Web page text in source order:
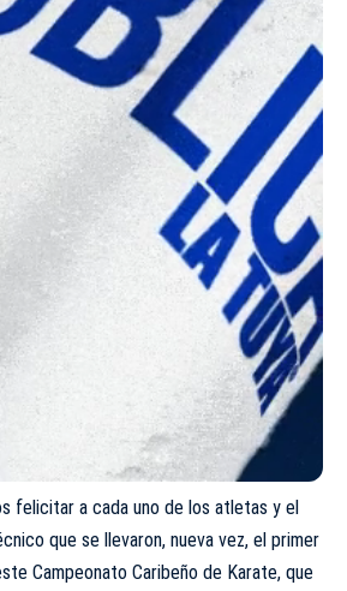
felicitar a cada uno de los atletas y el
que se llevaron, nueva vez, el primer
Campeonato Caribeño de Karate, que